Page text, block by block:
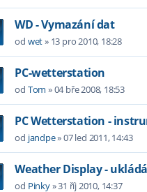
WD - Vymazání dat
od wet» 13 pro 2010, 18:28
PC-wetterstation
od Tom »04 bře 2008, 18:53
PC Wetterstation -
od jandpe»07 led 2011, 14:43
Weather Display -
od Pinky»31 říj 2010, 14:37